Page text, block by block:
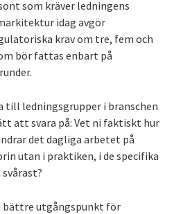
som kräver ledningens
idag avgör
krav om tre, fem och
bör fattas enbart på
till ledningsgrupper i branschen
att svara på: Vet ni faktiskt hur
det dagliga arbetet på
utan i praktiken, i de specifika
bättre utgångspunkt för